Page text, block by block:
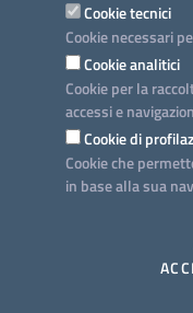
Cookie tecnici
Cookie necessari
Cookie analitici
Cookie per la
accessi e
Cookie di
Cookie che
in base alla sua